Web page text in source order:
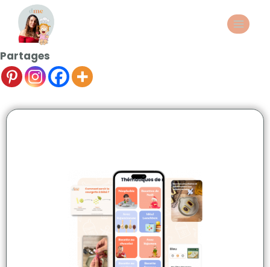
Partages